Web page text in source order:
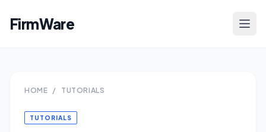
FirmWare
HOME / TUTORIALS
TUTORIALS